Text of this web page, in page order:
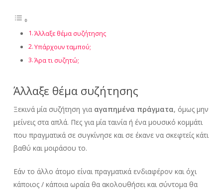
Άλλαξε θέμα συζήτησης
Υπάρχουν ταμπού;
Άρα τι συζητώ;
Άλλαξε θέμα συζήτησης
Ξεκινά μία συζήτηση για αγαπημένα πράγματα, όμως μην
μείνεις στα απλά. Πες για μία ταινία ή ένα μουσικό κομμάτι
που πραγματικά σε συγκίνησε και σε έκανε να σκεφτείς κάτι
βαθύ και μοιράσου το.
Εάν το άλλο άτομο είναι πραγματικά ενδιαφέρον και όχι
κάποιος / κάποια ωραία θα ακολουθήσει και σύντομα θα